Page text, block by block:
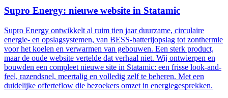
Supro Energy: nieuwe website in Statamic
Supro Energy ontwikkelt al ruim tien jaar duurzame, circulaire
energie- en opslagsystemen, van BESS-batterijopslag tot zonthermie
voor het koelen en verwarmen van gebouwen. Een sterk product,
maar de oude website vertelde dat verhaal niet. Wij ontwierpen en
bouwden een compleet nieuwe site in Statamic: een frisse look-and-
feel, razendsnel, meertalig en volledig zelf te beheren. Met een
duidelijke offerteflow die bezoekers omzet in energiegesprekken.